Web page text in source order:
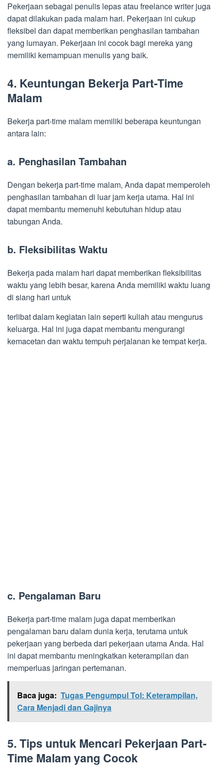
Pekerjaan sebagai penulis lepas atau freelance writer juga
dapat dilakukan pada malam hari. Pekerjaan ini cukup
fleksibel dan dapat memberikan penghasilan tambahan
yang lumayan. Pekerjaan ini cocok bagi mereka yang
memiliki kemampuan menulis yang baik.
4. Keuntungan Bekerja Part-Time
Malam
Bekerja part-time malam memiliki beberapa keuntungan
antara lain:
a. Penghasilan Tambahan
Dengan bekerja part-time malam, Anda dapat memperoleh
penghasilan tambahan di luar jam kerja utama. Hal ini
dapat membantu memenuhi kebutuhan hidup atau
tabungan Anda.
b. Fleksibilitas Waktu
Bekerja pada malam hari dapat memberikan fleksibilitas
waktu yang lebih besar, karena Anda memiliki waktu luang
di siang hari untuk
terlibat dalam kegiatan lain seperti kuliah atau mengurus
keluarga. Hal ini juga dapat membantu mengurangi
kemacetan dan waktu tempuh perjalanan ke tempat kerja.
c. Pengalaman Baru
Bekerja part-time malam juga dapat memberikan
pengalaman baru dalam dunia kerja, terutama untuk
pekerjaan yang berbeda dari pekerjaan utama Anda. Hal
ini dapat membantu meningkatkan keterampilan dan
memperluas jaringan pertemanan.
Baca juga: Tugas Pengumpul Tol: Keterampilan,
Cara Menjadi dan Gajinya
5. Tips untuk Mencari Pekerjaan Part-
Time Malam yang Cocok